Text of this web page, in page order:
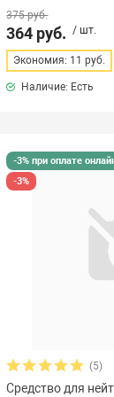
375 руб.
364 руб. / шт.
Экономия: 11 руб.
Наличие: Есть
-3% при оплате
-3%
(5)
Средство для